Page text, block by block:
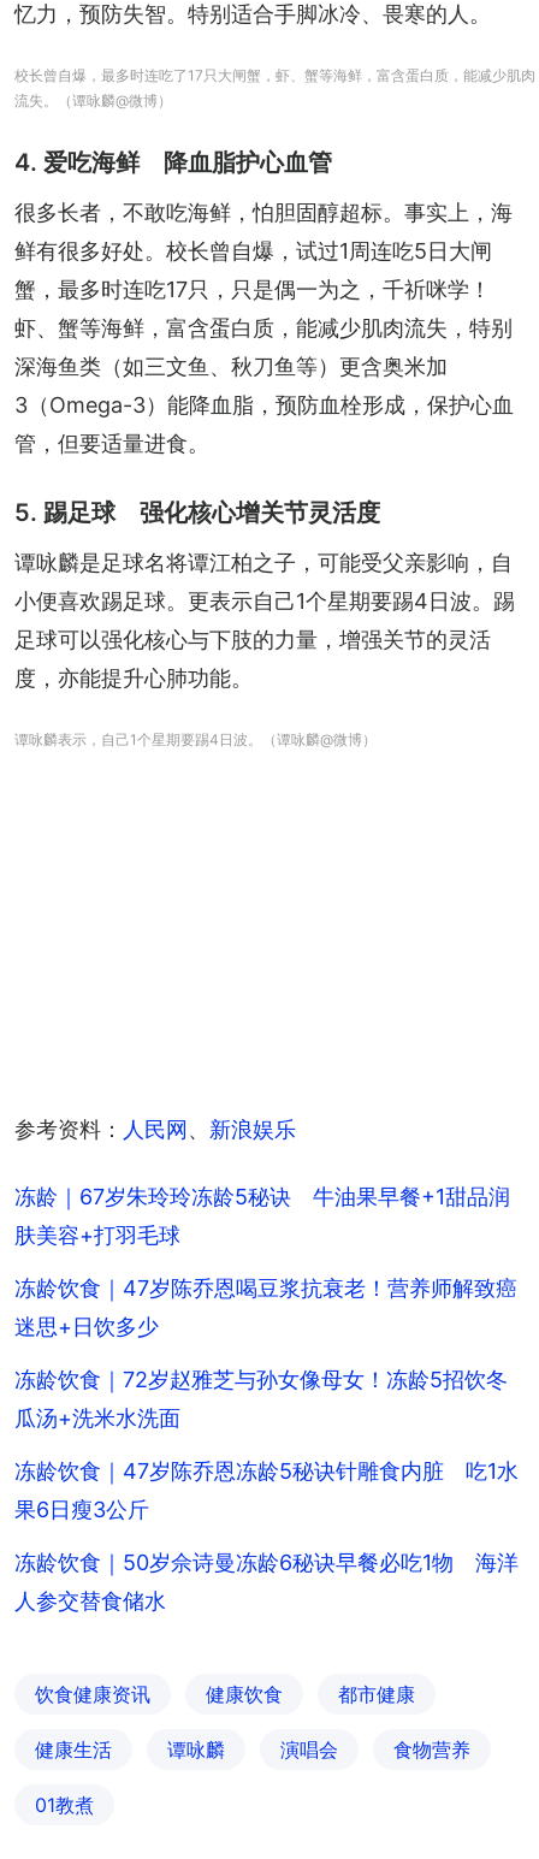
忆力，预防失智。特别适合手脚冰冷、畏寒的人。
校长曾自爆，最多时连吃了17只大闸蟹，虾、蟹等海鲜，富含蛋白质，能减少肌肉
流失。（谭咏麟@微博）
4. 爱吃海鲜 降血脂护心血管
很多长者，不敢吃海鲜，怕胆固醇超标。事实上，海
鲜有很多好处。校长曾自爆，试过1周连吃5日大闸
蟹，最多时连吃17只，只是偶一为之，千祈咪学！
虾、蟹等海鲜，富含蛋白质，能减少肌肉流失，特别
深海鱼类（如三文鱼、秋刀鱼等）更含奥米加
3（Omega-3）能降血脂，预防血栓形成，保护心血
管，但要适量进食。
5. 踢足球 强化核心增关节灵活度
谭咏麟是足球名将谭江柏之子，可能受父亲影响，自
小便喜欢踢足球。更表示自己1个星期要踢4日波。踢
足球可以强化核心与下肢的力量，增强关节的灵活
度，亦能提升心肺功能。
谭咏麟表示，自己1个星期要踢4日波。（谭咏麟@微博）
参考资料： 人民网 、 新浪娱乐
冻龄｜67岁朱玲玲冻龄5秘诀 牛油果早餐+1甜品润
肤美容+打羽毛球
冻龄饮食｜47岁陈乔恩喝豆浆抗衰老！营养师解致癌
迷思+日饮多少
冻龄饮食｜72岁赵雅芝与孙女像母女！冻龄5招饮冬
瓜汤+洗米水洗面
冻龄饮食｜47岁陈乔恩冻龄5秘诀针雕食内脏 吃1水
果6日瘦3公斤
冻龄饮食｜50岁佘诗曼冻龄6秘诀早餐必吃1物 海洋
人参交替食储水
饮食健康资讯 健康饮食 都市健康
健康生活 谭咏麟 演唱会 食物营养
01教煮